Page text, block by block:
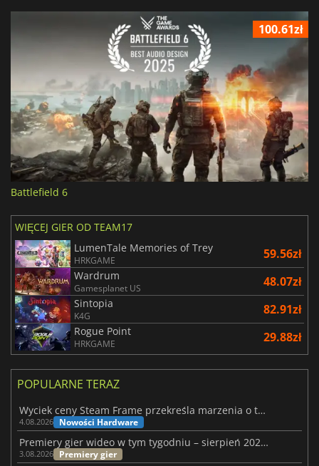
100.61zł
Battlefield 6
WIĘCEJ GIER OD TEAM17
LumenTale Memories of Trey
HRKGAME 59.56zł
Wardrum
Gamesplanet US 48.07zł
Sintopia
K4G 82.91zł
Rogue Point
HRKGAME 29.88zł
POPULARNE TERAZ
Wyciek ceny Steam Frame przekreśla marzenia o tanim zestawie VR
4.08.2026 Nowości Hardware
Premiery gier wideo w tym tygodniu – sierpień 2026 r. (32. tydzień)
3.08.2026 Premiery gier